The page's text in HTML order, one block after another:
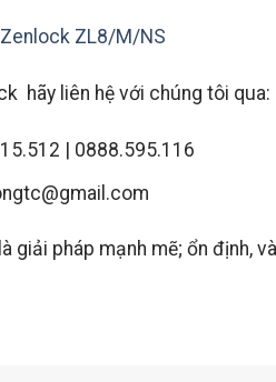
ZL8/M/NS
hãy liên hệ với chúng tôi qua:
| 0888.595.116
giải pháp mạnh mẽ; ổn định,